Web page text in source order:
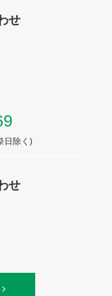
せ
日除く)
せ